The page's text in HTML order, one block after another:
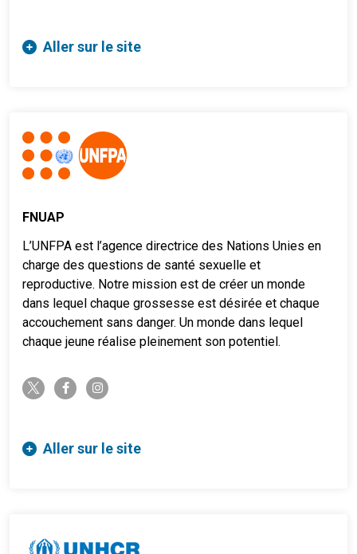
Aller sur le site
FNUAP
L’UNFPA est l’agence directrice des Nations Unies en
charge des questions de santé sexuelle et
reproductive. Notre mission est de créer un monde
dans lequel chaque grossesse est désirée et chaque
accouchement sans danger. Un monde dans lequel
chaque jeune réalise pleinement son potentiel.
twitter-x facebook-finstagram
Aller sur le site